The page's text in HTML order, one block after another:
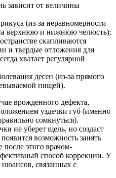
зависит от величины
(из-за неравномерности
верхнюю и нижнюю челюсть);
скапливаются
и твердые отложения для
хватает регулярной
десен (из-за прямого
пищей).
врожденного дефекта,
уздечки губ (именно
сомкнуться).
не уберет щель, но создаст
возможность занять
этого врачом-
способ коррекции. У
нюансов, связанных с